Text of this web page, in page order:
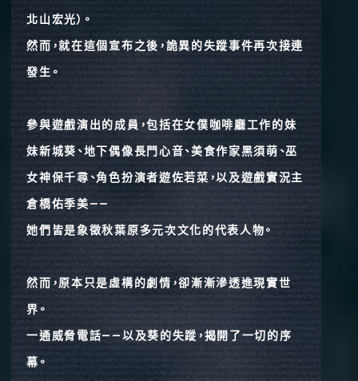
北山宏光）。
然而，就在這個宣布之後，詭異的失蹤事件再次接連
發生。
參與遊戲演出的成員，包括在女僕咖啡廳工作的妹
妹新城葵、地下偶像長門心音、美食作家黑須萌、巫
女神保千尋、角色扮演者遊佐若菜，以及遊戲實況主
倉橋佑季美——
她們皆是象徵秋葉原多元次文化的代表人物。
然而，原本只是虛構的劇情，卻漸漸滲透進現實世
界。
一通威脅電話——以及葵的失蹤，揭開了一切的序
幕。